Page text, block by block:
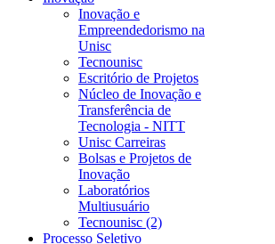
Inovação e
Empreendedorismo na
Unisc
Tecnounisc
Escritório de Projetos
Núcleo de Inovação e
Transferência de
Tecnologia - NITT
Unisc Carreiras
Bolsas e Projetos de
Inovação
Laboratórios
Multiusuário
Tecnounisc (2)
Processo Seletivo